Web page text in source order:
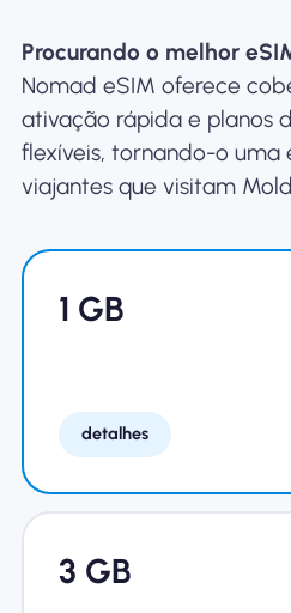
Sobre o eSIM
Para negócios
Procurando o melhor
Nomad eSIM oferece
ativação rápida e planos
flexíveis, tornando-o uma
viajantes que visitam
1 GB
detalhes
3 GB